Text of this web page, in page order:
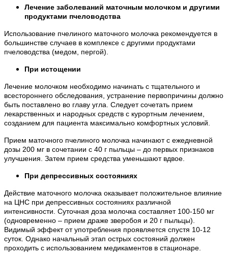
Лечение заболеваний маточным молочком и другими
продуктами пчеловодства
Использование пчелиного маточного молочка рекомендуется в
большинстве случаев в комплексе с другими продуктами
пчеловодства (медом, пергой).
При истощении
Лечение молочком необходимо начинать с тщательного и
всестороннего обследования, устранение первопричины должно
быть поставлено во главу угла. Следует сочетать прием
лекарственных и народных средств с курортным лечением,
созданием для пациента максимально комфортных условий.
Прием маточного пчелиного молочка начинают с ежедневной
дозы 200 мг в сочетании с 40 г пыльцы – до первых признаков
улучшения. Затем прием средства уменьшают вдвое.
При депрессивных состояниях
Действие маточного молочка оказывает положительное влияние
на ЦНС при депрессивных состояниях различной
интенсивности. Суточная доза молочка составляет 100-150 мг
(одновременно – прием драже зверобоя и 20 г пыльцы).
Видимый эффект от употребления проявляется спустя 10-12
суток. Однако начальный этап острых состояний должен
проходить с использованием медикаментов в стационаре.